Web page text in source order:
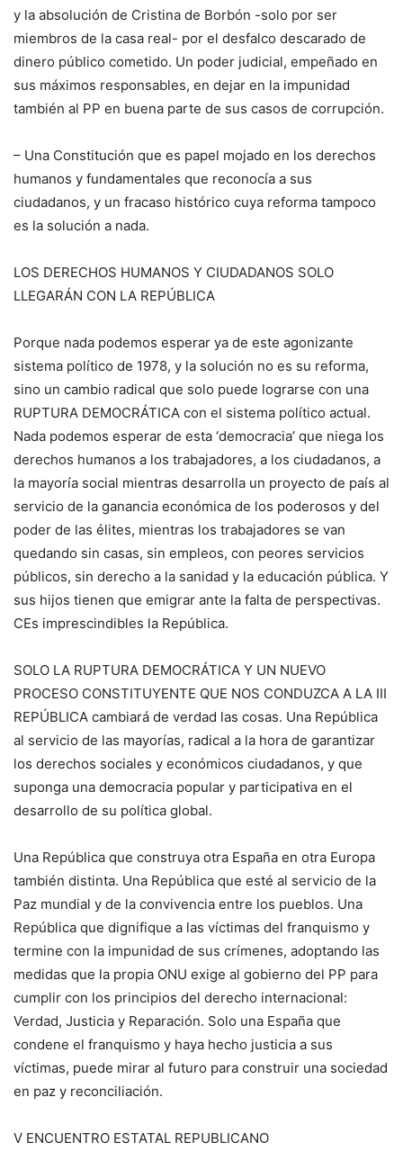
y la absolución de Cristina de Borbón -solo por ser
miembros de la casa real- por el desfalco descarado de
dinero público cometido. Un poder judicial, empeñado en
sus máximos responsables, en dejar en la impunidad
también al PP en buena parte de sus casos de corrupción.
– Una Constitución que es papel mojado en los derechos
humanos y fundamentales que reconocía a sus
ciudadanos, y un fracaso histórico cuya reforma tampoco
es la solución a nada.
LOS DERECHOS HUMANOS Y CIUDADANOS SOLO
LLEGARÁN CON LA REPÚBLICA
Porque nada podemos esperar ya de este agonizante
sistema político de 1978, y la solución no es su reforma,
sino un cambio radical que solo puede lograrse con una
RUPTURA DEMOCRÁTICA con el sistema político actual.
Nada podemos esperar de esta ‘democracia’ que niega los
derechos humanos a los trabajadores, a los ciudadanos, a
la mayoría social mientras desarrolla un proyecto de país al
servicio de la ganancia económica de los poderosos y del
poder de las élites, mientras los trabajadores se van
quedando sin casas, sin empleos, con peores servicios
públicos, sin derecho a la sanidad y la educación pública. Y
sus hijos tienen que emigrar ante la falta de perspectivas.
CEs imprescindibles la República.
SOLO LA RUPTURA DEMOCRÁTICA Y UN NUEVO
PROCESO CONSTITUYENTE QUE NOS CONDUZCA A LA III
REPÚBLICA cambiará de verdad las cosas. Una República
al servicio de las mayorías, radical a la hora de garantizar
los derechos sociales y económicos ciudadanos, y que
suponga una democracia popular y participativa en el
desarrollo de su política global.
Una República que construya otra España en otra Europa
también distinta. Una República que esté al servicio de la
Paz mundial y de la convivencia entre los pueblos. Una
República que dignifique a las víctimas del franquismo y
termine con la impunidad de sus crímenes, adoptando las
medidas que la propia ONU exige al gobierno del PP para
cumplir con los principios del derecho internacional:
Verdad, Justicia y Reparación. Solo una España que
condene el franquismo y haya hecho justicia a sus
víctimas, puede mirar al futuro para construir una sociedad
en paz y reconciliación.
V ENCUENTRO ESTATAL REPUBLICANO